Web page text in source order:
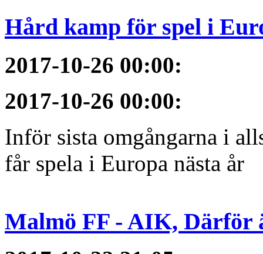
Hård kamp för spel i
2017-10-26 00:00:
2017-10-26 00:00:
Inför sista omgångarna i
får spela i Europa nästa år
Malmö FF - AIK, Därför